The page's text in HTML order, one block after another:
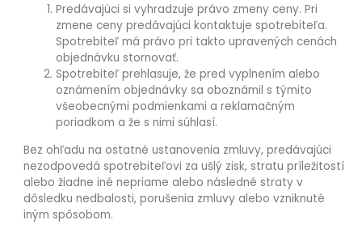
Predávajúci si vyhradzuje právo zmeny ceny. Pri
zmene ceny predávajúci kontaktuje spotrebiteľa.
Spotrebiteľ má právo pri takto upravených cenách
objednávku stornovať.
Spotrebiteľ prehlasuje, že pred vyplnením alebo
oznámením objednávky sa oboznámil s týmito
všeobecnými podmienkami a reklamačným
poriadkom a že s nimi súhlasí.
Bez ohľadu na ostatné ustanovenia zmluvy, predávajúci
nezodpovedá spotrebiteľovi za ušlý zisk, stratu príležitostí
alebo žiadne iné nepriame alebo následné straty v
dôsledku nedbalosti, porušenia zmluvy alebo vzniknuté
iným spôsobom.